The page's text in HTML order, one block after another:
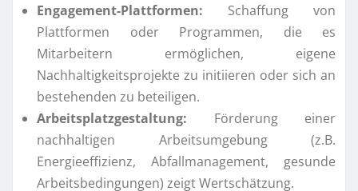
Engagement-Plattformen: Schaffung von
Plattformen oder Programmen, die es
Mitarbeitern ermöglichen, eigene
Nachhaltigkeitsprojekte zu initiieren oder sich an
bestehenden zu beteiligen.
Arbeitsplatzgestaltung: Förderung einer
nachhaltigen Arbeitsumgebung (z.B.
Energieeffizienz, Abfallmanagement, gesunde
Arbeitsbedingungen) zeigt Wertschätzung.